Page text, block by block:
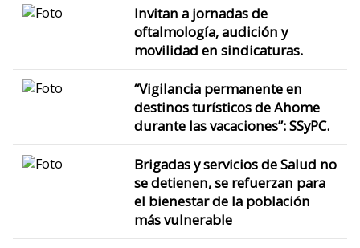
Invitan a jornadas de
oftalmología, audición y
movilidad en sindicaturas.
“Vigilancia permanente en
destinos turísticos de Ahome
durante las vacaciones”: SSyPC.
Brigadas y servicios de Salud no
se detienen, se refuerzan para
el bienestar de la población
más vulnerable